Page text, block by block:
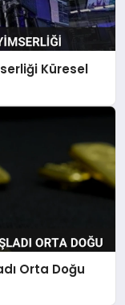
Küresel
Orta Doğu